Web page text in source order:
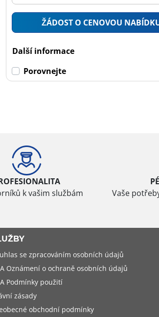
ŽÁDOST O CENOVOU
Další informace
Porovnejte
k vašim službám
Vaše
se zpracováním osobních údajů
Oznámení o ochraně osobních údajů
Podmínky použití
zásady
obchodní podmínky